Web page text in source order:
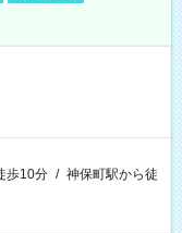
歩10分 / 神保町駅から徒